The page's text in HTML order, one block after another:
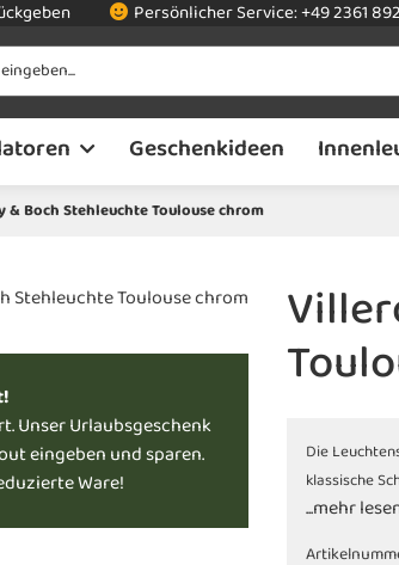
Persönlicher Service:+49 2361
Geschenkideen
& Boch Stehleuchte Toulouse chrom
Unser Urlaubsgeschenk
eingeben und sparen.
Ware!
Die
klassische
...mehr